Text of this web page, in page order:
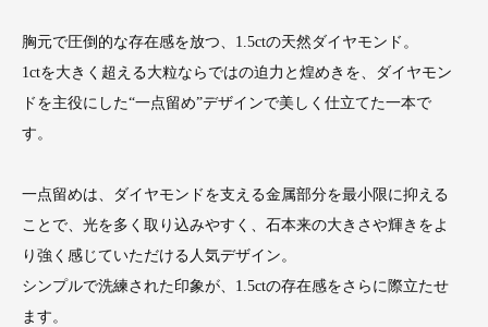
胸元で圧倒的な存在感を放つ、1.5ctの天然ダイヤモンド。
1ctを大きく超える大粒ならではの迫力と煌めきを、ダイヤモン
ドを主役にした“一点留め”デザインで美しく仕立てた一本で
す。
一点留めは、ダイヤモンドを支える金属部分を最小限に抑える
ことで、光を多く取り込みやすく、石本来の大きさや輝きをよ
り強く感じていただける人気デザイン。
シンプルで洗練された印象が、1.5ctの存在感をさらに際立たせ
ます。